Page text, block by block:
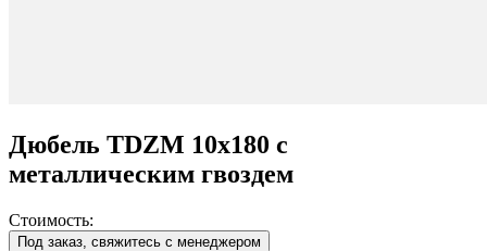
Дюбель TDZM 10x180 c
металлическим гвоздем
Стоимость:
Под заказ, свяжитесь с менеджером